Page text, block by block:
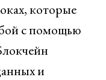
которые
с помощью
и